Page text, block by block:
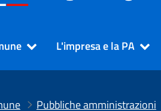
L'impresa e la PA
Pubbliche amministrazioni